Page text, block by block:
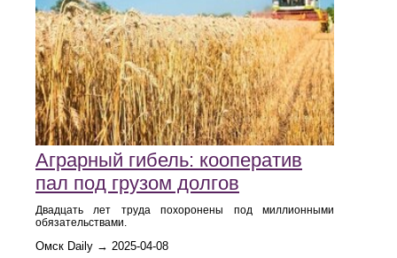
Аграрный гибель: кооператив
пал под грузом долгов
Двадцать лет труда похоронены под миллионными
обязательствами.
Омск Daily → 2025-04-08